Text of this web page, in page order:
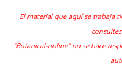
El material que aquí se trabaja
"Botanical-online" no se hace